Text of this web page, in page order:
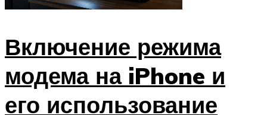
Включение режима
модема на iPhone и
его использование